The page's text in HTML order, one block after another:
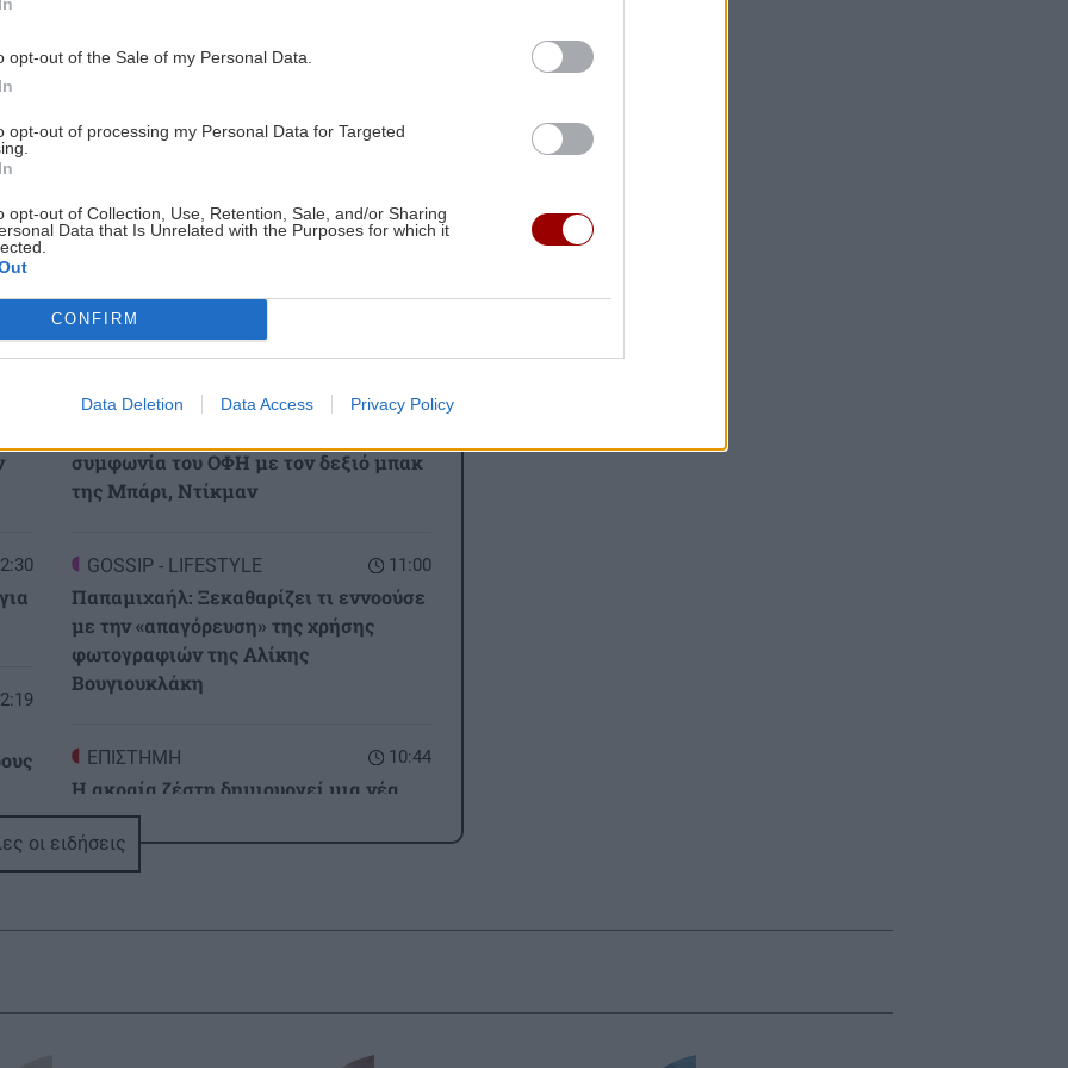
opt-out of the Sale of my Personal Data.
opt-out of processing my Personal Data for Targeted
opt-out of Collection, Use, Retention, Sale, and/or Sharing
Data that Is Unrelated with the Purposes for which it
CONFIRM
Data Deletion Data Access Privacy Policy
ΒΑΚ, 2-1 τον Παναθηναϊκό (βίντεο)
ΟΦΗ, ήττα της Αναγέννησης
Newsκαι μάθετε πρώτοι όλες τις ειδήσεις για
πρωτάθλημα
11:00
ΑΘΛΗΤΙΚΑ
συμφωνία του ΟΦΗ με τον δεξιό μπακ
της Μπάρι, Ντίκμαν
11:00
GOSSIP - LIFESTYLE
Παπαμιχαήλ: Ξεκαθαρίζει τι εννοούσε
με την «απαγόρευση» της χρήσης
φωτογραφιών της Αλίκης
Βουγιουκλάκη
10:44
ΕΠΙΣΤΗΜΗ
Η ακραία ζέστη δημιουργεί μια νέα
κλιματική πραγματικότητα – 500.000
άνθρωποι πεθαίνουν κάθε χρόνο
οι ειδήσεις